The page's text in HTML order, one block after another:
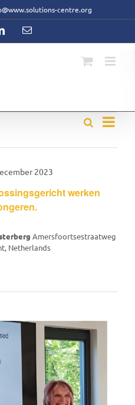
centre.org
LinkedInEmail
Events
and
SearchEvent
Views
List
werken
2023
Amersfoortsestraatweg
Netherlands